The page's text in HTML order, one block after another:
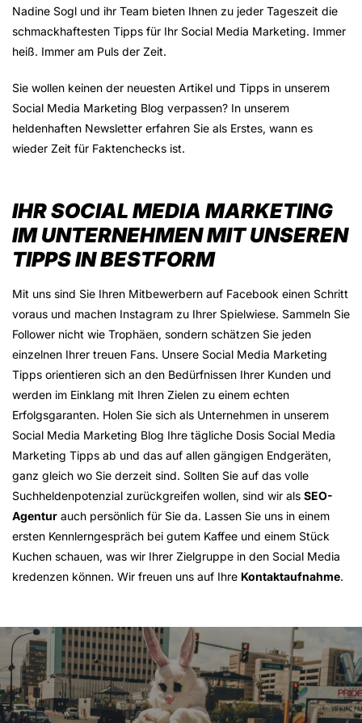
Nadine Sogl und ihr Team bieten Ihnen zu jeder Tageszeit die
schmackhaftesten Tipps für Ihr Social Media Marketing. Immer
heiß. Immer am Puls der Zeit.
Sie wollen keinen der neuesten Artikel und Tipps in unserem
Social Media Marketing Blog verpassen? In unserem
heldenhaften Newsletter erfahren Sie als Erstes, wann es
wieder Zeit für Faktenchecks ist.
IHR SOCIAL MEDIA MARKETING
IM UNTERNEHMEN MIT UNSEREN
TIPPS IN BESTFORM
Mit uns sind Sie Ihren Mitbewerbern auf Facebook einen Schritt
voraus und machen Instagram zu Ihrer Spielwiese. Sammeln Sie
Follower nicht wie Trophäen, sondern schätzen Sie jeden
einzelnen Ihrer treuen Fans. Unsere Social Media Marketing
Tipps orientieren sich an den Bedürfnissen Ihrer Kunden und
werden im Einklang mit Ihren Zielen zu einem echten
Erfolgsgaranten. Holen Sie sich als Unternehmen in unserem
Social Media Marketing Blog Ihre tägliche Dosis Social Media
Marketing Tipps ab und das auf allen gängigen Endgeräten,
ganz gleich wo Sie derzeit sind. Sollten Sie auf das volle
Suchheldenpotenzial zurückgreifen wollen, sind wir als SEO-
Agentur auch persönlich für Sie da. Lassen Sie uns in einem
ersten Kennlerngespräch bei gutem Kaffee und einem Stück
Kuchen schauen, was wir Ihrer Zielgruppe in den Social Media
kredenzen können. Wir freuen uns auf Ihre Kontaktaufnahme.